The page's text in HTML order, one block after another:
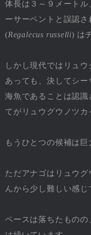
体長は３～９メート
ーサーペントと誤認さ
(Regalecus russelli) は
しかし現代ではリュ
あっても、決してシ
海魚であることは認
てがリュウグウノツカ
もうひとつの候補は巨
ただアナゴはリュウ
んから少し難しい感じ
ペースは落ちたもの